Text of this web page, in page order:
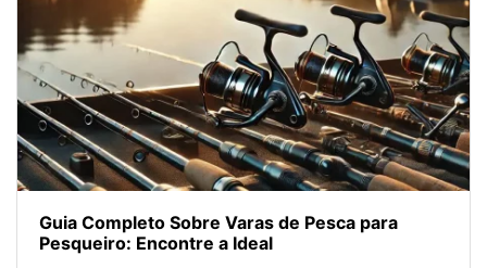
Guia Completo Sobre Varas de Pesca para
Pesqueiro: Encontre a Ideal